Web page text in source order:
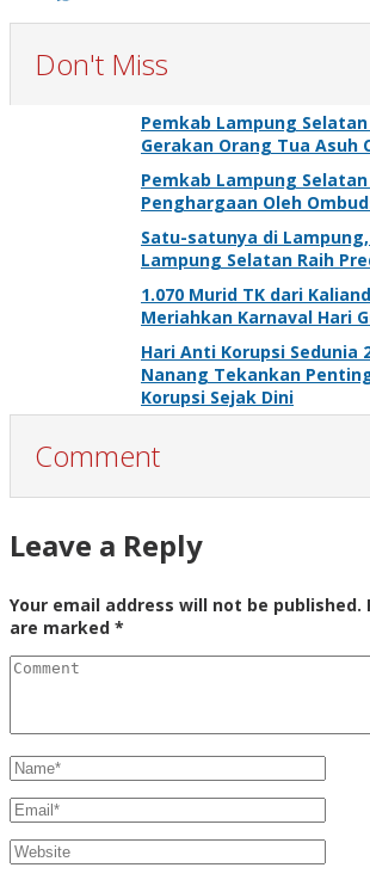
Don't Miss
Pemkab Lampung
Gerakan Orang Tua Asuh
Pemkab Lampung
Penghargaan Oleh
Satu-satunya di
Lampung Selatan Raih
1.070 Murid TK dari
Meriahkan Karnaval Hari
Hari Anti Korupsi Sedunia
Nanang Tekankan
Korupsi Sejak Dini
Comment
Leave a Reply
Your email address will not be published.
are marked *